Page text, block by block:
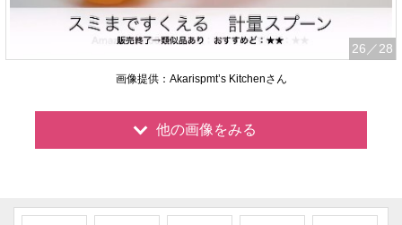
26 ／28
画像提供：Akarispmt’s Kitchenさん
他の画像をみる